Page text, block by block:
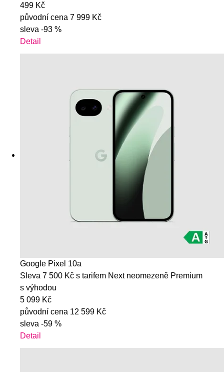
499 Kč
původní cena 7 999 Kč
sleva -93 %
Detail
Google Pixel 10a
Sleva 7 500 Kč s tarifem Next neomezeně Premium
s výhodou
5 099 Kč
původní cena 12 599 Kč
sleva -59 %
Detail